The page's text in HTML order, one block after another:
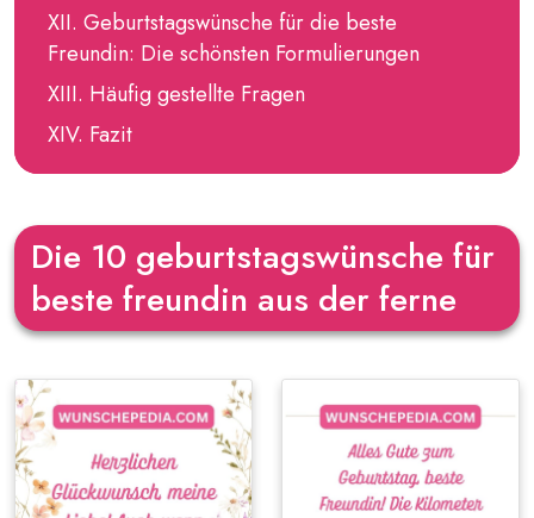
Geburtstagswünsche für die beste
Freundin: Die schönsten Formulierungen
Häufig gestellte Fragen
Fazit
Die 10 geburtstagswünsche für
beste freundin aus der ferne